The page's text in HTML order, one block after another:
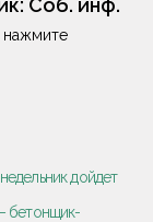
Соб. инф.
нажмите
дойдет
бетонщик-